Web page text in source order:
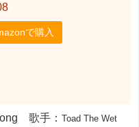
で購入
歌手：Toad The Wet